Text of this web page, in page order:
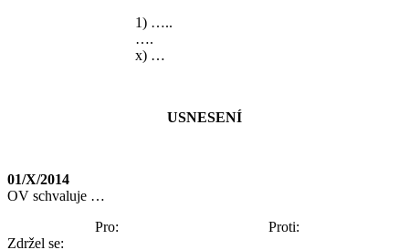
1) …..
….
x) …
USNESENÍ
01/X/2014
OV schvaluje …
Pro: Proti:
Zdržel se: